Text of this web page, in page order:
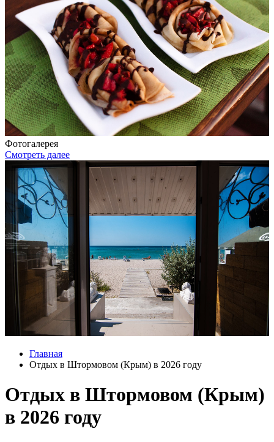
Фотогалерея
Смотреть далее
Главная
Отдых в Штормовом (Крым) в 2026 году
Отдых в Штормовом (Крым)
в 2026 году